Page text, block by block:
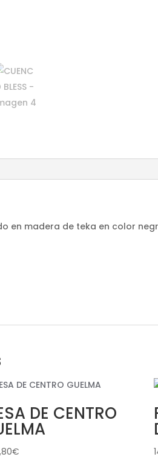
en madera de teka en color
DE CENTRO
€